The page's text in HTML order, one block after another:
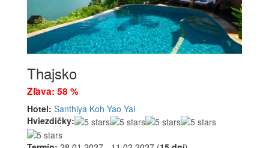
Thajsko
Zľava: 58 %
Hotel: Santhiya Koh Yao Yai
Hviezdičky: